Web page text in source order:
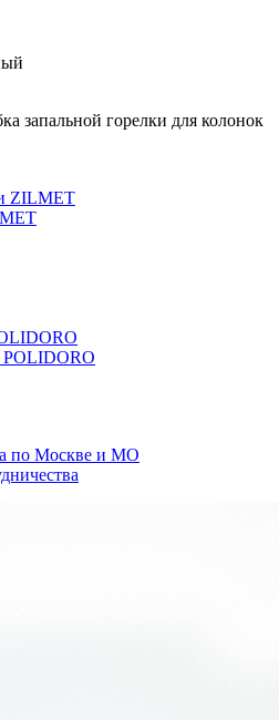
запальной горелки для колонок
ZILMET
POLIDORO
по Москве и МО